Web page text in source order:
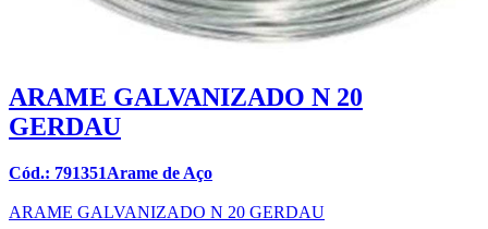
ARAME GALVANIZADO N 20
GERDAU
Cód.: 791351Arame de Aço
ARAME GALVANIZADO N 20 GERDAU